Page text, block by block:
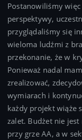
Postanowiliśmy
perspektywy,
przyglądaliśmy się
wieloma ludźmi z
przekonanie, że w
Ponieważ nadal
zrealizować,
wymiarach i
każdy projekt wiąże
zalet. Budżet nie
przy grze AA, a w